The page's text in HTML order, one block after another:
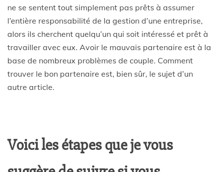
ne se sentent tout simplement pas prêts à assumer
l’entière responsabilité de la gestion d’une entreprise,
alors ils cherchent quelqu’un qui soit intéressé et prêt à
travailler avec eux. Avoir le mauvais partenaire est à la
base de nombreux problèmes de couple. Comment
trouver le bon partenaire est, bien sûr, le sujet d’un
autre article.
Voici les étapes que je vous